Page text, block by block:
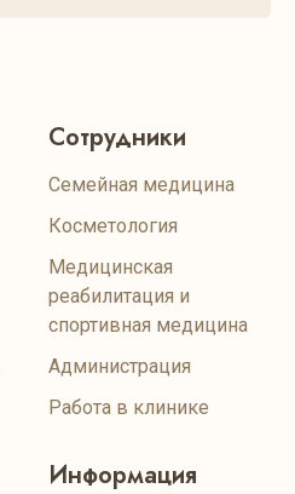
Сотрудники
Семейная медицина
Косметология
Медицинская
реабилитация и
спортивная медицина
Администрация
Работа в клинике
Информация